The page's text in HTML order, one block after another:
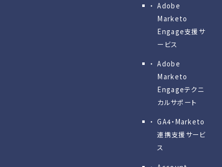
Adobe
Marketo
Engage⽀援サ
ービス
Adobe
Marketo
Engageテクニ
カルサポート
GA4・Marketo
連携支援サービ
ス